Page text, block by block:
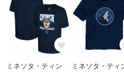
ミネソタ・ティン
ミネソタ・ティ